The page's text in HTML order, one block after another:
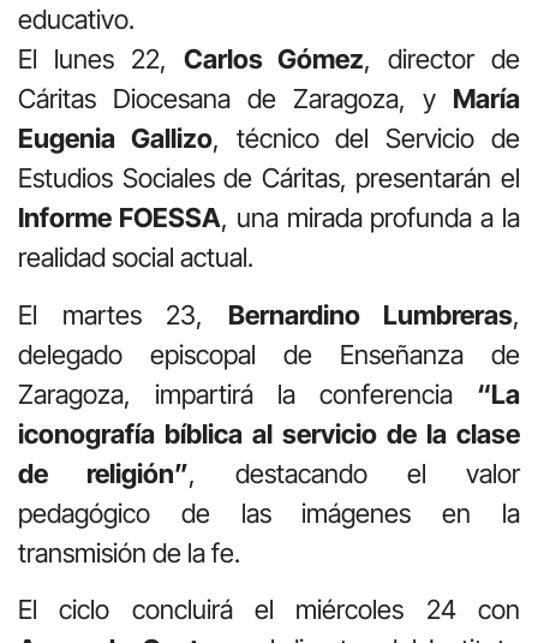
educativo.
El lunes 22, Carlos Gómez, director de
Cáritas Diocesana de Zaragoza, y María
Eugenia Gallizo, técnico del Servicio de
Estudios Sociales de Cáritas, presentarán el
Informe FOESSA, una mirada profunda a la
realidad social actual.
El martes 23, Bernardino Lumbreras,
delegado episcopal de Enseñanza de
Zaragoza, impartirá la conferencia “La
iconografía bíblica al servicio de la clase
de religión”, destacando el valor
pedagógico de las imágenes en la
transmisión de la fe.
El ciclo concluirá el miércoles 24 con